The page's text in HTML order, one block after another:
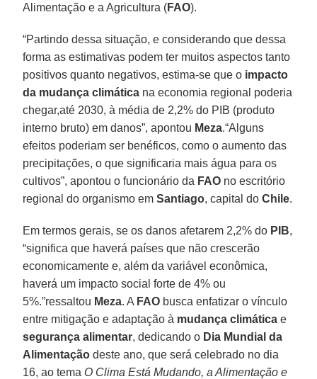
Alimentação e a Agricultura (FAO).
“Partindo dessa situação, e considerando que dessa
forma as estimativas podem ter muitos aspectos tanto
positivos quanto negativos, estima-se que o impacto
da mudança climática na economia regional poderia
chegar,até 2030, à média de 2,2% do PIB (produto
interno bruto) em danos”, apontou Meza.“Alguns
efeitos poderiam ser benéficos, como o aumento das
precipitações, o que significaria mais água para os
cultivos”, apontou o funcionário da FAO no escritório
regional do organismo emSantiago, capital doChile.
Em termos gerais, se os danos afetarem 2,2% do PIB,
“significa que haverá países que não crescerão
economicamente e, além da variável econômica,
haverá um impacto social forte de 4% ou
5%.”ressaltou Meza. A FAO busca enfatizar o vínculo
entre mitigação e adaptação à mudança climática e
segurança alimentar, dedicando o Dia Mundial da
Alimentação deste ano, que será celebrado no dia
16, ao tema O Clima Está Mudando, a Alimentação e